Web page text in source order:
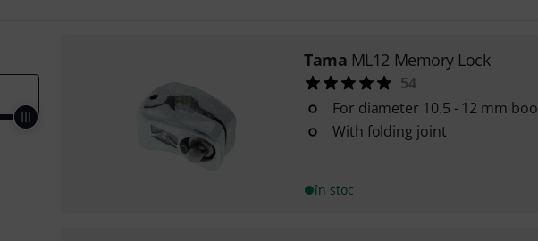
Tama ML12 Memory Lock
54
For diameter 10.5 - 12 mm
With folding joint
în stoc